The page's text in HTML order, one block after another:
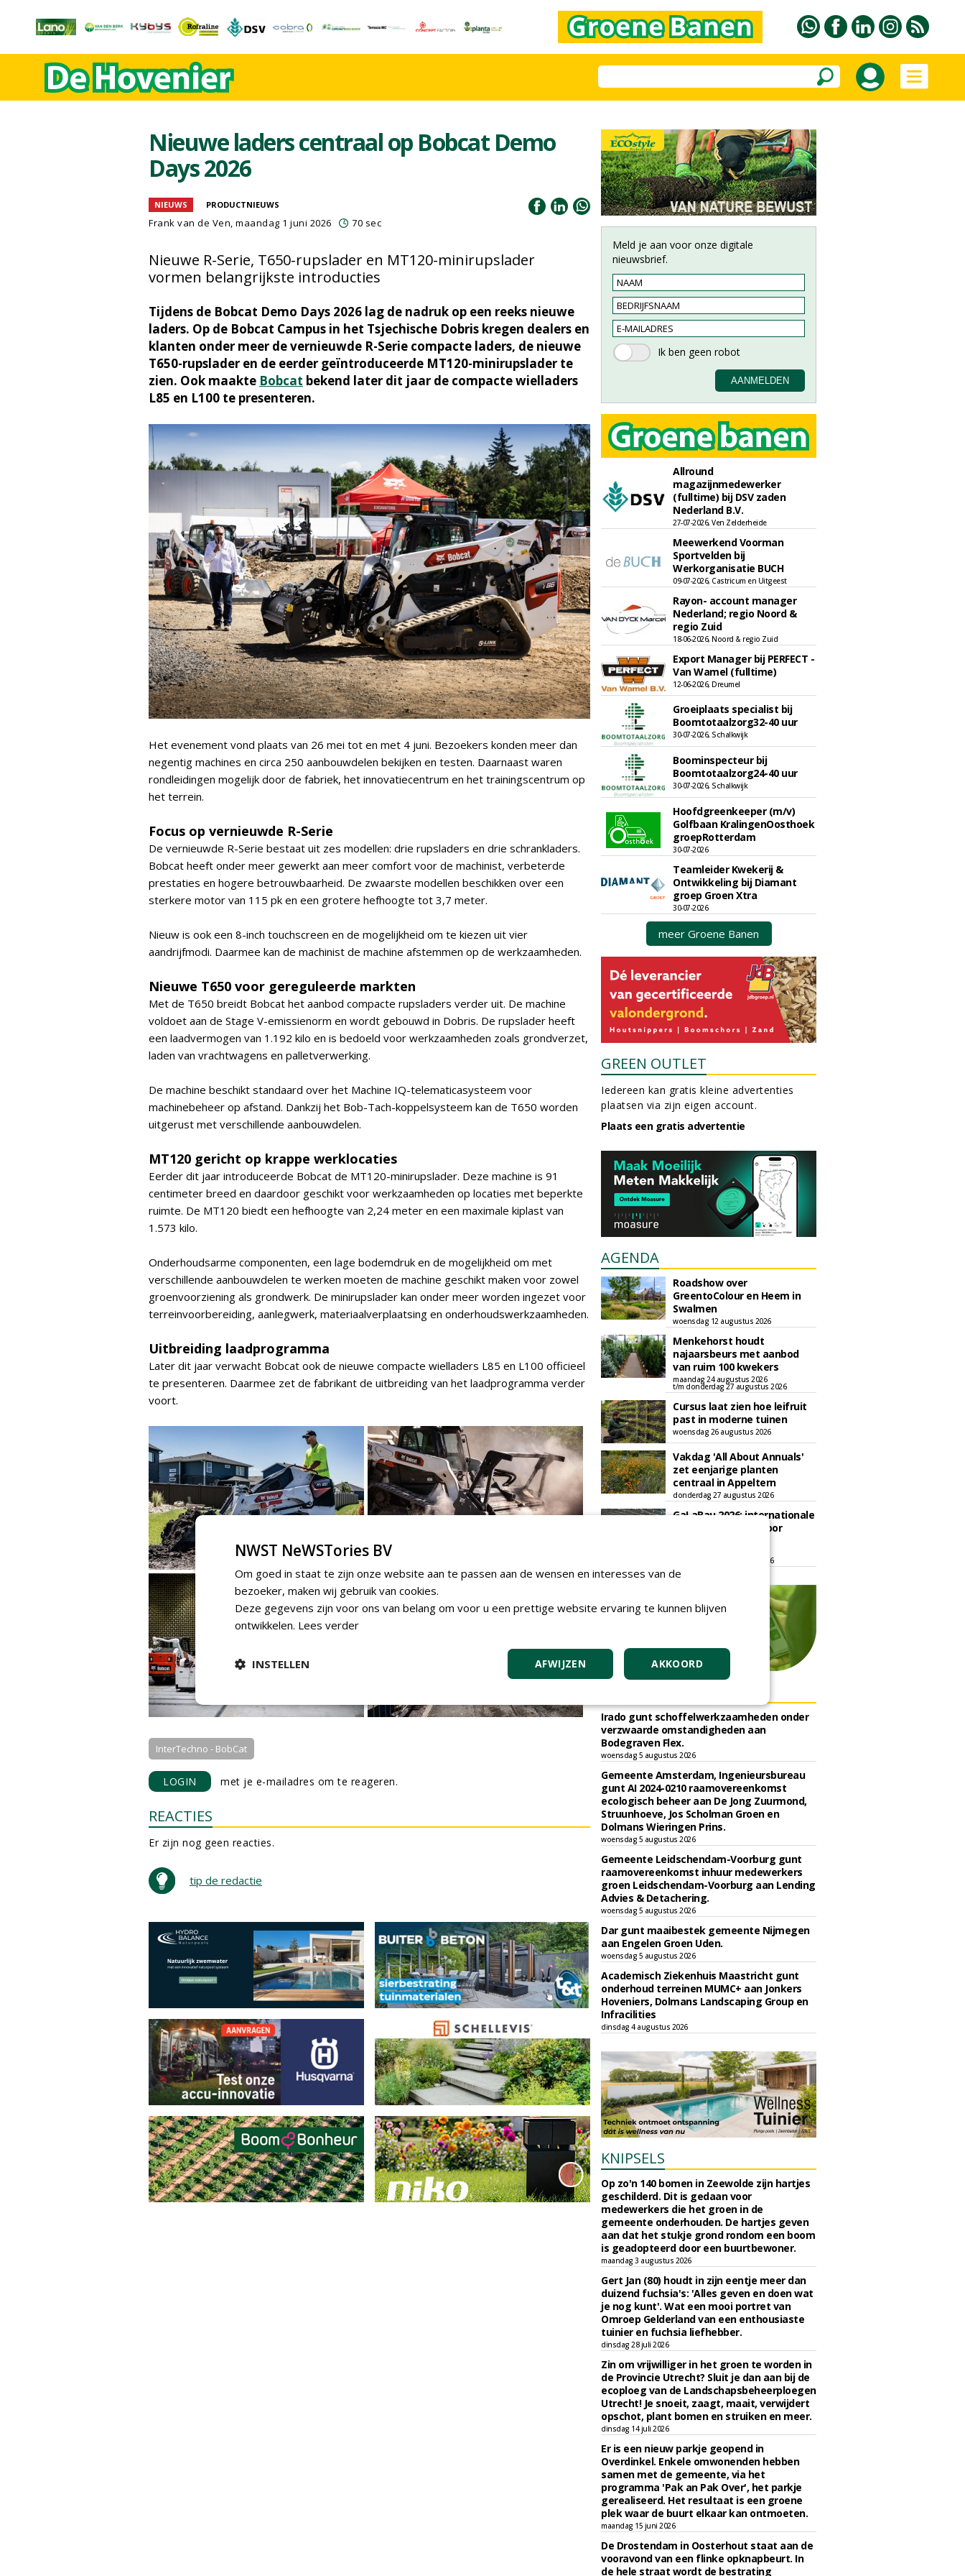
Nieuwe laders centraal op Bobcat Demo
Days 2026
NIEUWS PRODUCTNIEUWS
Frank van de Ven, maandag 1 juni 2026 70 sec
Nieuwe R-Serie, T650-rupslader en MT120-minirupslader
vormen belangrijkste introducties
Tijdens de Bobcat Demo Days 2026 lag de nadruk op een reeks nieuwe
laders. Op de Bobcat Campus in het Tsjechische Dobris kregen dealers en
klanten onder meer de vernieuwde R-Serie compacte laders, de nieuwe
T650-rupslader en de eerder geïntroduceerde MT120-minirupslader te
zien. Ook maakte Bobcat bekend later dit jaar de compacte wielladers
L85 en L100 te presenteren.
Het evenement vond plaats van 26 mei tot en met 4 juni. Bezoekers konden meer dan
negentig machines en circa 250 aanbouwdelen bekijken en testen. Daarnaast waren
rondleidingen mogelijk door de fabriek, het innovatiecentrum en het trainingscentrum op
het terrein.
Focus op vernieuwde R-Serie
De vernieuwde R-Serie bestaat uit zes modellen: drie rupsladers en drie schrankladers.
Bobcat heeft onder meer gewerkt aan meer comfort voor de machinist, verbeterde
prestaties en hogere betrouwbaarheid. De zwaarste modellen beschikken over een
sterkere motor van 115 pk en een grotere hefhoogte tot 3,7 meter.
Nieuw is ook een 8-inch touchscreen en de mogelijkheid om te kiezen uit vier
aandrijfmodi. Daarmee kan de machinist de machine afstemmen op de werkzaamheden.
Nieuwe T650 voor gereguleerde markten
Met de T650 breidt Bobcat het aanbod compacte rupsladers verder uit. De machine
voldoet aan de Stage V-emissienorm en wordt gebouwd in Dobris. De rupslader heeft
een laadvermogen van 1.192 kilo en is bedoeld voor werkzaamheden zoals grondverzet,
laden van vrachtwagens en palletverwerking.
De machine beschikt standaard over het Machine IQ-telematicasysteem voor
machinebeheer op afstand. Dankzij het Bob-Tach-koppelsysteem kan de T650 worden
uitgerust met verschillende aanbouwdelen.
MT120 gericht op krappe werklocaties
Eerder dit jaar introduceerde Bobcat de MT120-minirupslader. Deze machine is 91
centimeter breed en daardoor geschikt voor werkzaamheden op locaties met beperkte
ruimte. De MT120 biedt een hefhoogte van 2,24 meter en een maximale kiplast van
1.573 kilo.
Onderhoudsarme componenten, een lage bodemdruk en de mogelijkheid om met
verschillende aanbouwdelen te werken moeten de machine geschikt maken voor zowel
groenvoorziening als grondwerk. De minirupslader kan onder meer worden ingezet voor
terreinvoorbereiding, aanlegwerk, materiaalverplaatsing en onderhoudswerkzaamheden.
Uitbreiding laadprogramma
Later dit jaar verwacht Bobcat ook de nieuwe compacte wielladers L85 en L100 officieel
te presenteren. Daarmee zet de fabrikant de uitbreiding van het laadprogramma verder
voort.
InterTechno - BobCat
LOGIN met je e-mailadres om te reageren.
REACTIES
Er zijn nog geen reacties.
tip de redactie
Meld je aan voor onze digitale
nieuwsbrief.
Allround
magazijnmedewerker
(fulltime) bij DSV zaden
Nederland B.V.
27-07-2026, Ven Zelderheide
Meewerkend Voorman
Sportvelden bij
Werkorganisatie BUCH
09-07-2026, Castricum en Uitgeest
Rayon- account manager
Nederland; regio Noord &
regio Zuid
18-06-2026, Noord & regio Zuid
Export Manager bij PERFECT -
Van Wamel (fulltime)
12-06-2026, Dreumel
Groeiplaats specialist bij
Boomtotaalzorg32-40 uur
30-07-2026, Schalkwijk
Boominspecteur bij
Boomtotaalzorg24-40 uur
30-07-2026, Schalkwijk
Hoofdgreenkeeper (m/v)
Golfbaan KralingenOosthoek
groepRotterdam
30-07-2026
Teamleider Kwekerij &
Ontwikkeling bij Diamant
groep Groen Xtra
30-07-2026
meer Groene Banen
GREEN OUTLET
Iedereen kan gratis kleine advertenties
plaatsen via zijn eigen account.
Plaats een gratis advertentie
AGENDA
Roadshow over
GreentoColour en Heem in
Swalmen
woensdag 12 augustus 2026
Menkehorst houdt
najaarsbeurs met aanbod
van ruim 100 kwekers
maandag 24 augustus 2026
t/m donderdag 27 augustus 2026
Cursus laat zien hoe leifruit
past in moderne tuinen
woensdag 26 augustus 2026
Vakdag 'All About Annuals'
zet eenjarige planten
centraal in Appeltern
donderdag 27 augustus 2026
GaLaBau 2026: internationale
ontmoetingsplek voor
t/m vrijdag 18 september 2026
Irado gunt schoffelwerkzaamheden onder
verzwaarde omstandigheden aan
Bodegraven Flex.
woensdag 5 augustus 2026
Gemeente Amsterdam, Ingenieursbureau
gunt AI 2024-0210 raamovereenkomst
ecologisch beheer aan De Jong Zuurmond,
Struunhoeve, Jos Scholman Groen en
Dolmans Wieringen Prins.
woensdag 5 augustus 2026
Gemeente Leidschendam-Voorburg gunt
raamovereenkomst inhuur medewerkers
groen Leidschendam-Voorburg aan Lending
Advies & Detachering.
woensdag 5 augustus 2026
Dar gunt maaibestek gemeente Nijmegen
aan Engelen Groen Uden.
woensdag 5 augustus 2026
Academisch Ziekenhuis Maastricht gunt
onderhoud terreinen MUMC+ aan Jonkers
Hoveniers, Dolmans Landscaping Group en
Infracilities
dinsdag 4 augustus 2026
KNIPSELS
Op zo'n 140 bomen in Zeewolde zijn hartjes
geschilderd. Dit is gedaan voor
medewerkers die het groen in de
gemeente onderhouden. De hartjes geven
aan dat het stukje grond rondom een boom
is geadopteerd door een buurtbewoner.
maandag 3 augustus 2026
Gert Jan (80) houdt in zijn eentje meer dan
duizend fuchsia's: 'Alles geven en doen wat
je nog kunt'. Wat een mooi portret van
Omroep Gelderland van een enthousiaste
tuinier en fuchsia liefhebber.
dinsdag 28 juli 2026
Zin om vrijwilliger in het groen te worden in
de Provincie Utrecht? Sluit je dan aan bij de
ecoploeg van de Landschapsbeheerploegen
Utrecht! Je snoeit, zaagt, maait, verwijdert
opschot, plant bomen en struiken en meer.
dinsdag 14 juli 2026
Er is een nieuw parkje geopend in
Overdinkel. Enkele omwonenden hebben
samen met de gemeente, via het
programma 'Pak an Pak Over', het parkje
gerealiseerd. Het resultaat is een groene
plek waar de buurt elkaar kan ontmoeten.
maandag 15 juni 2026
De Drostendam in Oosterhout staat aan de
vooravond van een flinke opknapbeurt. In
de hele straat wordt de bestrating
NWST NeWSTories BV
Om goed in staat te zijn onze website aan te passen aan de wensen en interesses van de
bezoeker, maken wij gebruik van cookies.
Deze gegevens zijn voor ons van belang om voor u een prettige website ervaring te kunnen blijven
ontwikkelen. Lees verder
AKKOORD
AFWIJZEN
INSTELLEN